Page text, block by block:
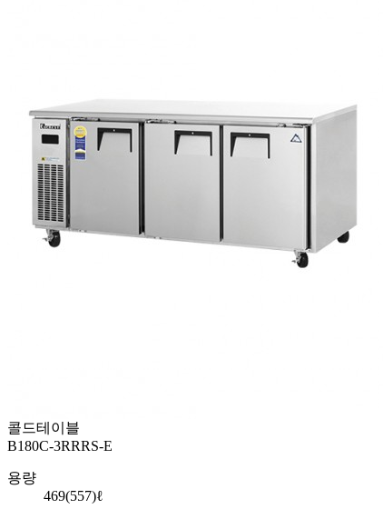
콜드테이블
B180C-3RRRS-E
용량
469(557)ℓ